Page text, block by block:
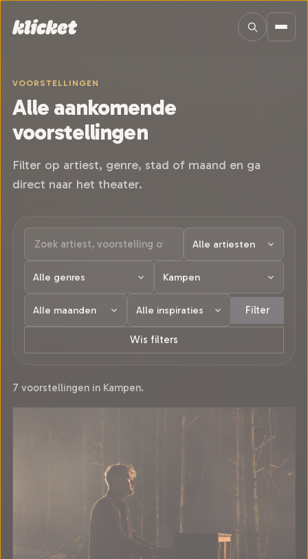
VOORSTELLINGEN
Alle aankomende
voorstellingen
Filter op artiest, genre, stad of maand en ga
direct naar het theater.
Filter
Wis filters
7 voorstellingen in Kampen.